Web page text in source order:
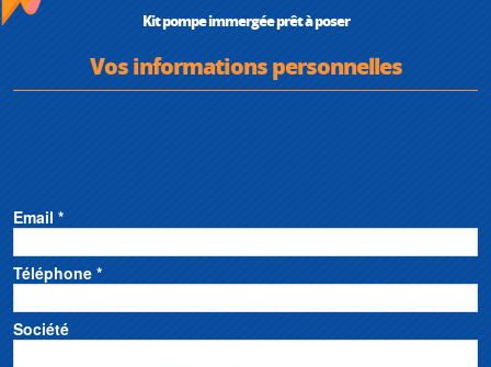
Kit pompe immergée prêt à poser
Vos informations personnelles
Email *
Téléphone *
Société